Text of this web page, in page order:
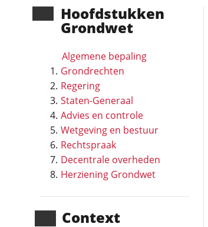
Hoofd­stukken
Grondwet
Algemene bepaling
Grondrechten
Regering
Staten-Generaal
Advies en controle
Wetgeving en bestuur
Rechtspraak
Decentrale overheden
Herziening Grondwet
Context